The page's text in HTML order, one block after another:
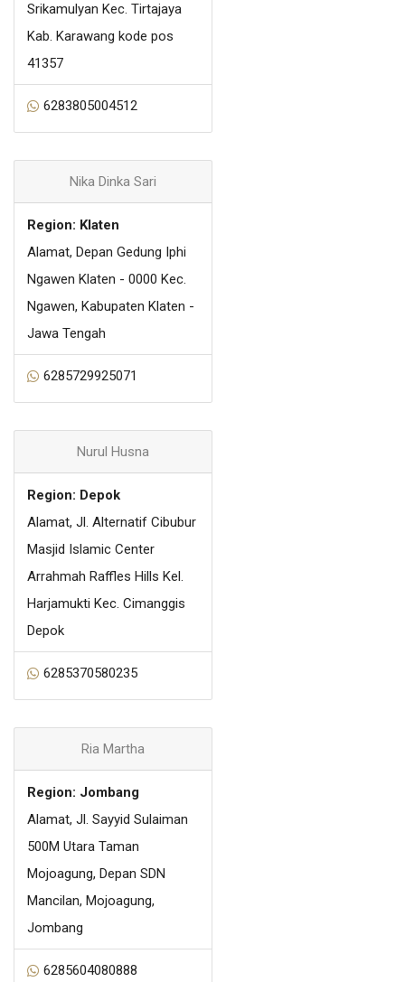
Srikamulyan Kec. Tirtajaya
Kab. Karawang kode pos
41357
6283805004512
Nika Dinka Sari
Region: Klaten
Alamat, Depan Gedung Iphi
Ngawen Klaten - 0000 Kec.
Ngawen, Kabupaten Klaten -
Jawa Tengah
6285729925071
Nurul Husna
Region: Depok
Alamat, Jl. Alternatif Cibubur
Masjid Islamic Center
Arrahmah Raffles Hills Kel.
Harjamukti Kec. Cimanggis
Depok
6285370580235
Ria Martha
Region: Jombang
Alamat, Jl. Sayyid Sulaiman
500M Utara Taman
Mojoagung, Depan SDN
Mancilan, Mojoagung,
Jombang
6285604080888